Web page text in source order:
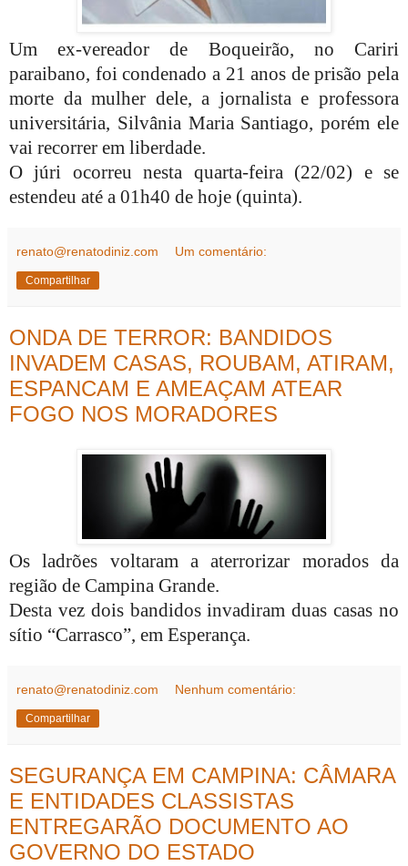
Um ex-vereador de Boqueirão, no Cariri
paraibano, foi condenado a 21 anos de prisão pela
morte da mulher dele, a jornalista e professora
universitária, Silvânia Maria Santiago, porém ele
vai recorrer em liberdade.
O júri ocorreu nesta quarta-feira (22/02) e se
estendeu até a 01h40 de hoje (quinta).
renato@renatodiniz.com Um comentário:
Compartilhar
ONDA DE TERROR: BANDIDOS
INVADEM CASAS, ROUBAM, ATIRAM,
ESPANCAM E AMEAÇAM ATEAR
FOGO NOS MORADORES
Os ladrões voltaram a aterrorizar morados da
região de Campina Grande.
Desta vez dois bandidos invadiram duas casas no
sítio “Carrasco”, em Esperança.
renato@renatodiniz.com Nenhum comentário:
Compartilhar
SEGURANÇA EM CAMPINA: CÂMARA
E ENTIDADES CLASSISTAS
ENTREGARÃO DOCUMENTO AO
GOVERNO DO ESTADO